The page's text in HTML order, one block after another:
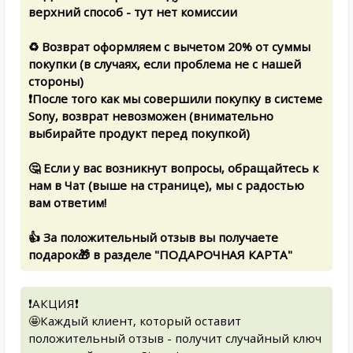
верхний способ - тут нет комиссии
♻️ Возврат оформляем с вычетом 20% от суммы
покупки (в случаях, если проблема не с нашей
стороны)
❗️После того как мы совершили покупку в системе
Sony, возврат невозможен (внимательно
выбирайте продукт перед покупкой)
🤔 Если у вас возникнут вопросы, обращайтесь к
нам в Чат (выше на странице), мы с радостью
вам ответим!
👍 За положительный отзыв вы получаете
подарок🎁 в разделе "ПОДАРОЧНАЯ КАРТА"
❗️АКЦИЯ❗️
🤩Каждый клиент, который оставит
положительный отзыв - получит случайный ключ